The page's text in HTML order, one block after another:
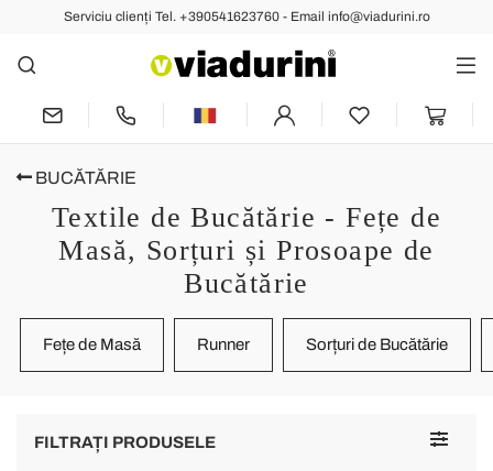
Serviciu clienți Tel. +390541623760 - Email info@viadurini.ro
BUCĂTĂRIE
Textile de Bucătărie - Fețe de
Masă, Sorțuri și Prosoape de
Bucătărie
Fețe de Masă Runner Sorțuri de Bucătărie
Toggle
FILTRAȚI PRODUSELE